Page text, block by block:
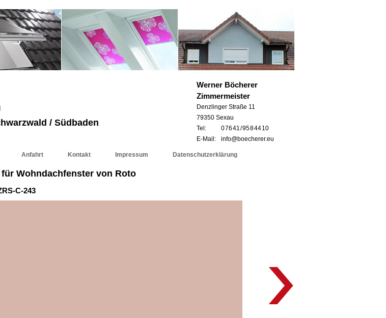
/ Südbaden
Werner Böcherer
Zimmermeister
Denzlinger Straße 11
79350 Sexau
Tel:
0 76 41 / 95 8 44 10
E-Mail:
info@boecherer.eu
Anfahrt Kontakt Impressum Datenschutzerklärung
Wohndachfenster von Roto
C-243